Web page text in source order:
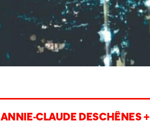
ANNIE-CLAUDE DESCHÊNES +